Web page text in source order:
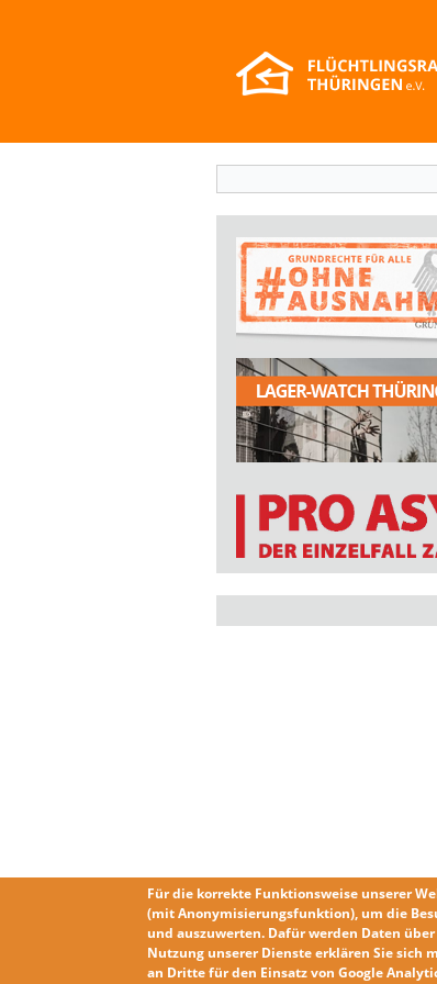
Suchformular
Für die korrekte Funktionsweise unserer
(mit Anonymisierungsfunktion), um die
und auszuwerten. Dafür werden Daten
Nutzung unserer Dienste erklären Sie sich
an Dritte für den Einsatz von Google